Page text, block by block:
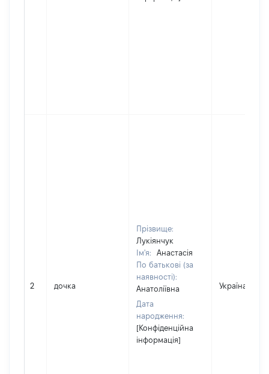
2 дочка
Прізвище:
Лукіянчук
Ім'я:
Анастасія
По батькові (за
наявності):
Анатоліївна
Дата
народження:
[Конфіденційна
інформація]
Україна